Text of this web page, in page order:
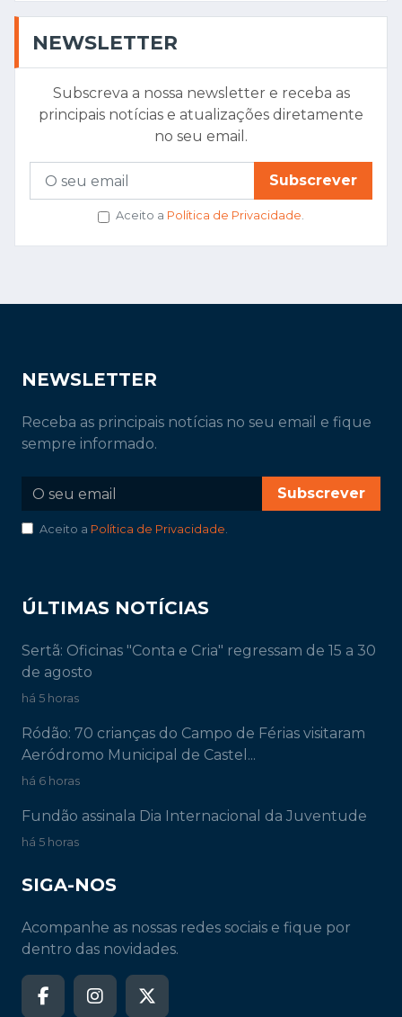
NEWSLETTER
Subscreva a nossa newsletter e receba as
principais notícias e atualizações diretamente
no seu email.
Subscrever
Aceito a Política de Privacidade.
NEWSLETTER
Receba as principais notícias no seu email e fique
sempre informado.
Subscrever
Aceito a Política de Privacidade.
ÚLTIMAS NOTÍCIAS
Sertã: Oficinas "Conta e Cria" regressam de 15 a 30
de agosto
há 5 horas
Ródão: 70 crianças do Campo de Férias visitaram
Aeródromo Municipal de Castel...
há 6 horas
Fundão assinala Dia Internacional da Juventude
há 5 horas
SIGA-NOS
Acompanhe as nossas redes sociais e fique por
dentro das novidades.